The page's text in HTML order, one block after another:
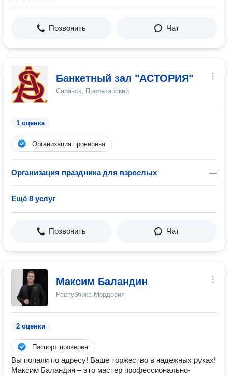
Позвонить Чат
Банкетный зал "АСТОРИЯ"
Саранск, Пролетарский
1 оценка
Организация проверена
Организация праздника для взрослых —
Ещё 8 услуг
Позвонить Чат
Максим Баландин
Республика Мордовия
2 оценки
Паспорт проверен
Вы попали по адресу! Ваше торжество в надежных руках!
Максим Баландин – это мастер профессионально-